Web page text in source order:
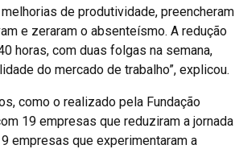
de produtividade, preencheram
e zeraram o absenteísmo. A redução
horas, com duas folgas na semana,
do mercado de trabalho”, explicou.
como o realizado pela Fundação
19 empresas que reduziram a jornada
empresas que experimentaram a